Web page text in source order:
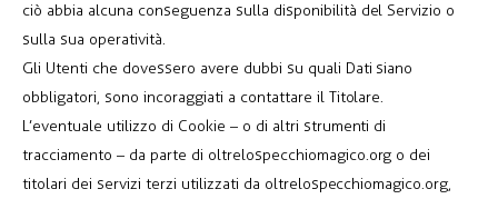
ciò abbia alcuna conseguenza sulla disponibilità del Servizio o
sulla sua operatività.
Gli Utenti che dovessero avere dubbi su quali Dati siano
obbligatori, sono incoraggiati a contattare il Titolare.
L’eventuale utilizzo di Cookie – o di altri strumenti di
tracciamento – da parte di oltrelospecchiomagico.org o dei
titolari dei servizi terzi utilizzati da oltrelospecchiomagico.org,